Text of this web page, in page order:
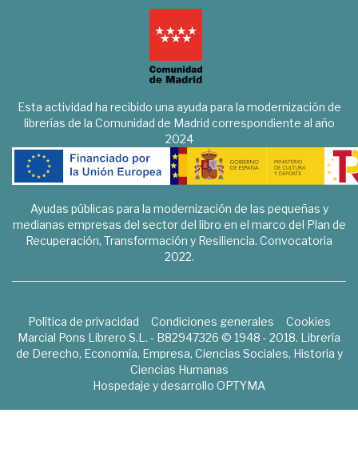
Esta actividad ha recibido una ayuda para la modernización de
librerías de la Comunidad de Madrid correspondiente al año
2024
Ayudas públicas para la modernización de las pequeñas y
medianas empresas del sector del libro en el marco del Plan de
Recuperación, Transformación y Resiliencia. Convocatoria
2022.
Política de privacidad Condiciones generales
Cookies
Marcial Pons Librero S.L. - B82947326 © 1948 - 2018. Librería
de Derecho, Economía, Empresa, Ciencias Sociales, Historia y
Ciencias Humanas
Hospedaje y desarrollo OPTYMA